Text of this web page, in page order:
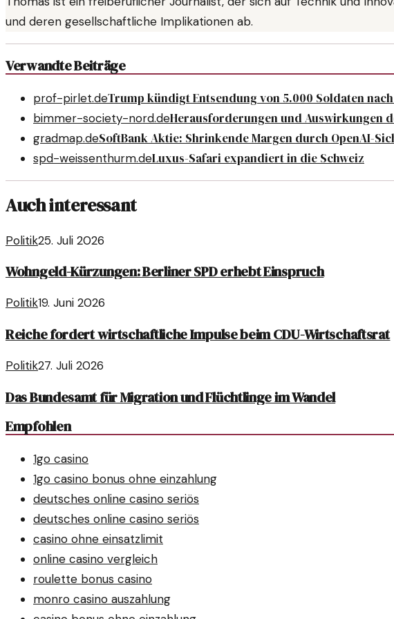
und deren gesellschaftliche Implikationen ab.
Verwandte Beiträge
prof-pirlet.deTrump kündigt Entsendung von 5.000 Soldaten
bimmer-society-nord.deHerausforderungen und Auswirkungen
gradmap.deSoftBank Aktie: Shrinkende Margen durch OpenAI-
spd-weissenthurm.deLuxus-Safari expandiert in die Schweiz
Auch interessant
Politik25. Juli 2026
Wohngeld-Kürzungen: Berliner SPD erhebt Einspruch
Politik19. Juni 2026
Reiche fordert wirtschaftliche Impulse beim CDU-Wirtschaftsrat
Politik27. Juli 2026
Das Bundesamt für Migration und Flüchtlinge im Wandel
Empfohlen
1go casino
1go casino bonus ohne einzahlung
deutsches online casino seriös
deutsches online casino seriös
casino ohne einsatzlimit
online casino vergleich
roulette bonus casino
monro casino auszahlung